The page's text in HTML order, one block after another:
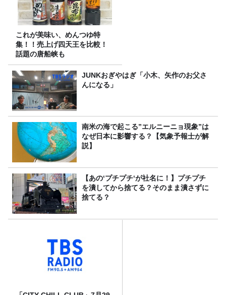
これが美味い、めんつゆ特
集！！売上げ四天王を比較！
話題の唐船峡も
JUNKおぎやはぎ「小木、矢作のお父さ
んになる」
南米の海で起こる”エルニーニョ現象”は
なぜ日本に影響する？【気象予報士が解
説】
【あの‘プチプチ‘が社名に！】プチプチ
を潰してから捨てる？そのまま潰さずに
捨てる？